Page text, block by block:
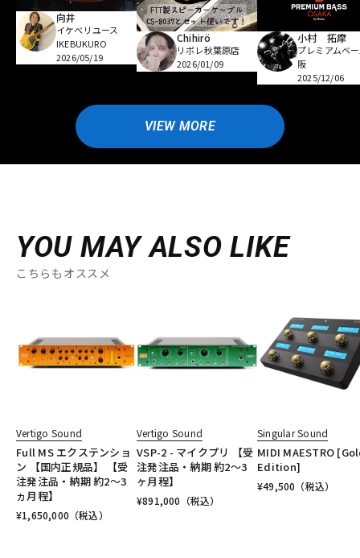
向井
イケベリユース
IKEBUKURO
2026/05/19
Chihirö
リボレ秋葉原店
2026/01/09
小村 拓摩
プレミアムベ
阪
2025/12/06
VIEW MORE
YOU MAY ALSO LIKE
こちらもオススメ
Vertigo Sound
Full MS エクステンショ
ン 【国内正規品】 【受
注発注品・納期 約2～3
ヵ月程】
¥1,650,000 （税込）
Vertigo Sound
VSP-2 - マイクプリ 【受
注発注品・納期 約2～3
ヶ月程】
¥891,000 （税込）
Singular Sound
MIDI MAESTRO
Edition]
¥49,500 （税込）